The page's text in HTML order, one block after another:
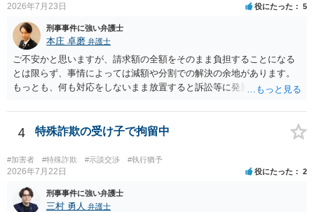
2026年7月23日 役にたった 5
刑事事件に強い弁護士
本庄 卓磨 弁護士
ご不安かと思いますが、請求額の全額をそのまま負担することになる
とは限らず、事情によっては減額や分割での解決の余地があります。
もっとも、何も対応をしないまま放置すると訴訟等に発展してしまう
めします。
4 特殊詐欺の受け子で拘留中
#加害者 #特殊詐欺 #示談交渉 #執行猶予
2026年7月22日 役にたった 2
刑事事件に強い弁護士
三村 勇人 弁護士